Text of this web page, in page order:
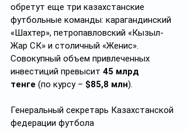
обретут еще три казахстанские
футбольные команды: карагандинский
«Шахтер», петропавловский «Кызыл-
Жар СК» и столичный «Женис».
Совокупный объем привлеченных
инвестиций превысит 45 млрд
тенге (по курсу – $85,8 млн).
Генеральный секретарь Казахстанской
федерации футбола